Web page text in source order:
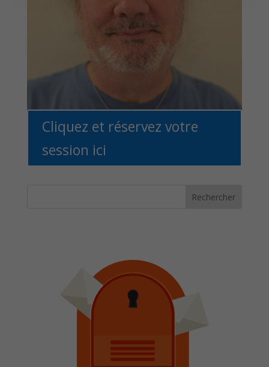
Cliquez et réservez votre
session ici
Rechercher